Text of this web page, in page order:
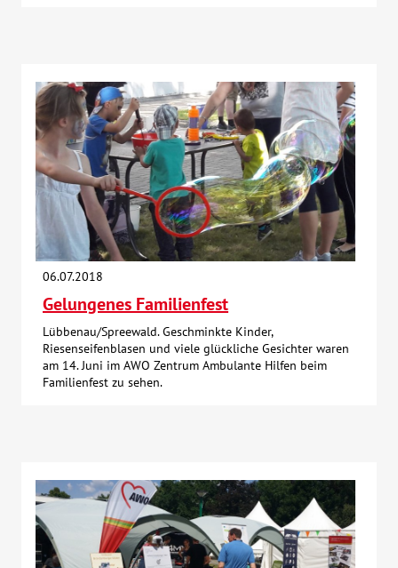
Karriere
Ausbildung
Glossar
Suche
Kontakt
AWO BB Süd
06.07.2018
Gelungenes Familienfest
Lübbenau/Spreewald. Geschminkte Kinder,
Riesenseifenblasen und viele glückliche Gesichter waren
am 14. Juni im AWO Zentrum Ambulante Hilfen beim
Familienfest zu sehen.